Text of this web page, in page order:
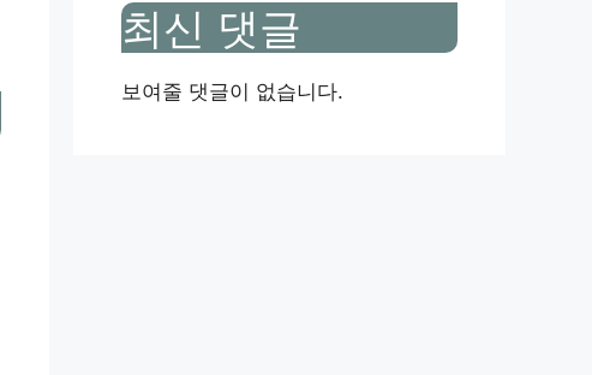
최신 댓글
보여줄 댓글이 없습니다.